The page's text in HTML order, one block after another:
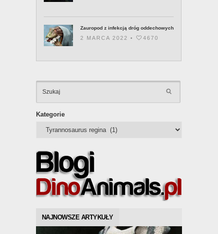
Zauropod z infekcją dróg oddechowych
2 MARCA 2022 • 4670
Kategorie
NAJNOWSZE ARTYKUŁY